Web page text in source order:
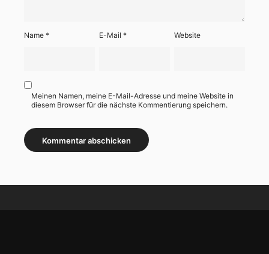
Name * E-Mail* Website
Meinen Namen, meine E-Mail-Adresse und meine Website in
diesem Browser für die nächste Kommentierung speichern.